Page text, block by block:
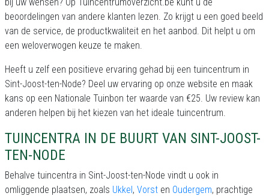
beoordelingen van andere klanten lezen. Zo krijgt u een goed beeld
van de service, de productkwaliteit en het aanbod. Dit helpt u om
een weloverwogen keuze te maken.
Heeft u zelf een positieve ervaring gehad bij een tuincentrum in
Sint-Joost-ten-Node? Deel uw ervaring op onze website en maak
kans op een Nationale Tuinbon ter waarde van €25. Uw review kan
anderen helpen bij het kiezen van het ideale tuincentrum.
TUINCENTRA IN DE BUURT VAN SINT-JOOST-
TEN-NODE
Behalve tuincentra in Sint-Joost-ten-Node vindt u ook in
omliggende plaatsen, zoals Ukkel, Vorst en Oudergem, prachtige